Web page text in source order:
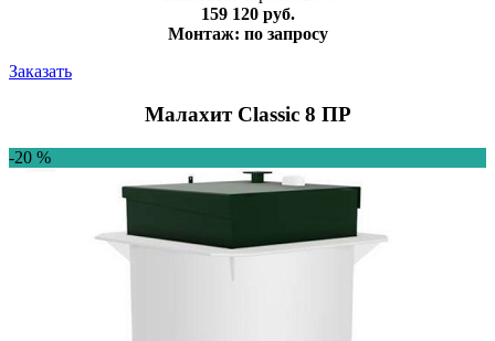
159 120 руб.
Монтаж: по запросу
Заказать
Малахит Classic 8 ПР
-20 %